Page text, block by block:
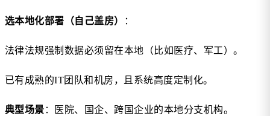
选本地化部署（自己盖房） ：
法律法规强制数据必须留在本地（比如医疗、军工）。
已有成熟的IT团队和机房，且系统高度定制化。
典型场景 ：医院、国企、跨国企业的本地分支机构。